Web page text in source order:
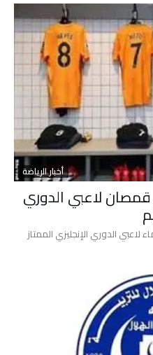
أخبار الرياضة
لاعبي الدوري
الدوري الإنجليزي الممتاز